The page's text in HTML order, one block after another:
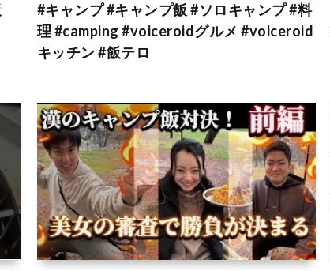
#キャンプ #キャンプ飯 #ソロキャンプ #料
理 #camping #voiceroidグルメ #voiceroid
キッチン #飯テロ